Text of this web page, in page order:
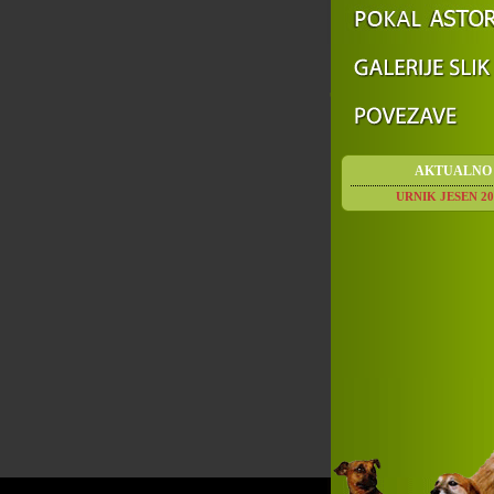
AKTUALNO
URNIK JESEN